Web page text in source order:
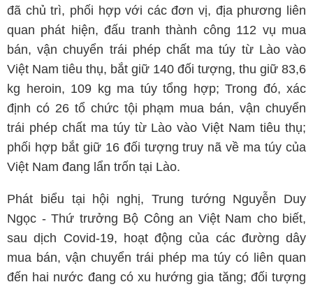
đã chủ trì, phối hợp với các đơn vị, địa phương liên
quan phát hiện, đấu tranh thành công 112 vụ mua
bán, vận chuyển trái phép chất ma túy từ Lào vào
Việt Nam tiêu thụ, bắt giữ 140 đối tượng, thu giữ 83,6
kg heroin, 109 kg ma túy tổng hợp; Trong đó, xác
định có 26 tổ chức tội phạm mua bán, vận chuyển
trái phép chất ma túy từ Lào vào Việt Nam tiêu thụ;
phối hợp bắt giữ 16 đối tượng truy nã về ma túy của
Việt Nam đang lẩn trốn tại Lào.
Phát biểu tại hội nghị, Trung tướng Nguyễn Duy
Ngọc - Thứ trưởng Bộ Công an Việt Nam cho biết,
sau dịch Covid-19, hoạt động của các đường dây
mua bán, vận chuyển trái phép ma túy có liên quan
đến hai nước đang có xu hướng gia tăng; đối tượng